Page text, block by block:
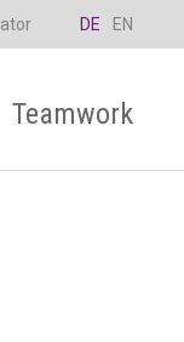
DE EN
Teamwork